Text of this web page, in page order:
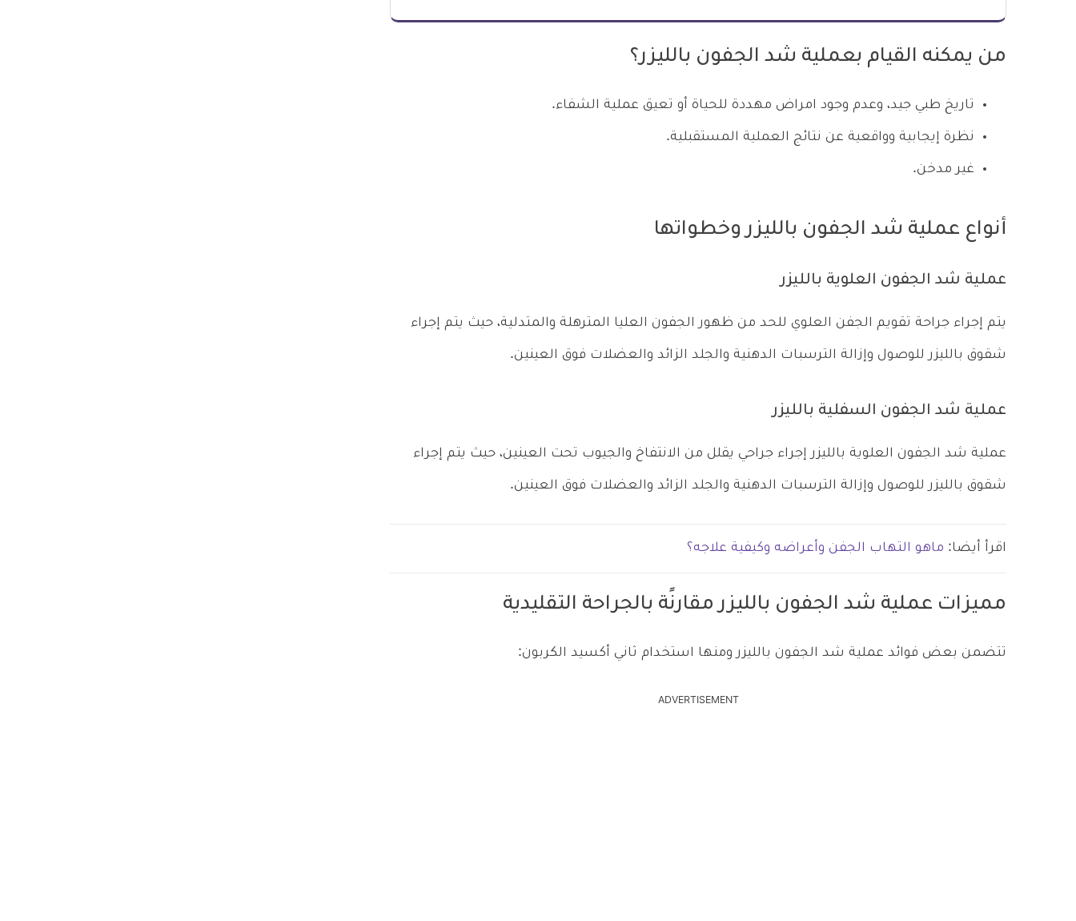
من يمكنه القيام بعملية شد الجفون بالليزر؟
تاريخ طبي جيد، وعدم وجود امراض مهددة للحياة أو تعيق عملية الشفاء.
نظرة إيجابية وواقعية عن نتائج العملية المستقبلية.
غير مدخن.
أنواع عملية شد الجفون بالليزر وخطواتها
عملية شد الجفون العلوية بالليزر
يتم إجراء جراحة تقويم الجفن العلوي للحد من ظهور الجفون العليا المترهلة والمتدلية، حيث يتم إجراء
شقوق بالليزر للوصول وإزالة الترسبات الدهنية والجلد الزائد والعضلات فوق العينين.
عملية شد الجفون السفلية بالليزر
عملية شد الجفون العلوية بالليزر إجراء جراحي يقلل من الانتفاخ والجيوب تحت العينين، حيث يتم إجراء
شقوق بالليزر للوصول وإزالة الترسبات الدهنية والجلد الزائد والعضلات فوق العينين.
اقرأ أيضا: ماهو التهاب الجفن وأعراضه وكيفية علاجه؟
مميزات عملية شد الجفون بالليزر مقارنًة بالجراحة التقليدية
تتضمن بعض فوائد عملية شد الجفون بالليزر ومنها استخدام ثاني أكسيد الكربون:
ADVERTISEMENT